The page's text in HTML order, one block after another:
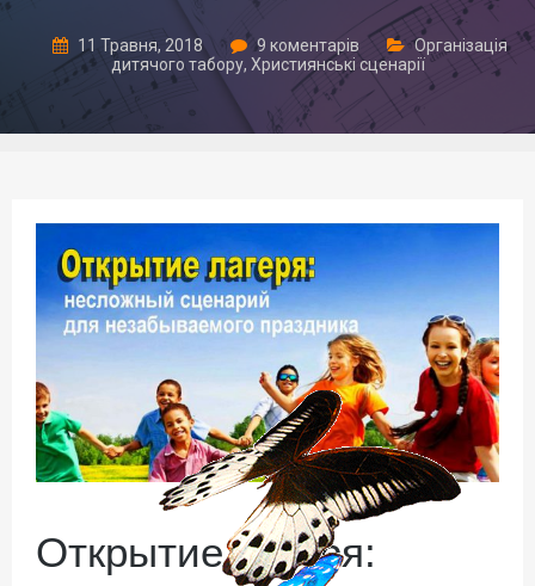
11 Травня, 2018 9 коментарів
Організація
дитячого табору, Християнські сценарії
Открытие лагеря: